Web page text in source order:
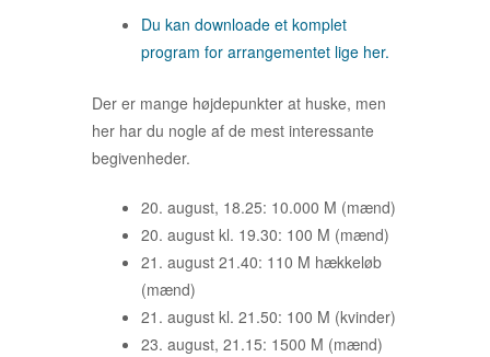
Du kan downloade et komplet
program for arrangementet lige her.
Der er mange højdepunkter at huske, men
her har du nogle af de mest interessante
begivenheder.
20. august, 18.25: 10.000 M (mænd)
20. august kl. 19.30: 100 M (mænd)
21. august 21.40: 110 M hækkeløb
(mænd)
21. august kl. 21.50: 100 M (kvinder)
23. august, 21.15: 1500 M (mænd)